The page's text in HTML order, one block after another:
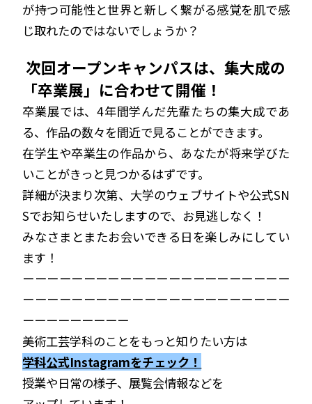
が持つ可能性と世界と新しく繋がる感覚を肌で感
じ取れたのではないでしょうか？
次回オープンキャンパスは、集大成の
「卒業展」に合わせて開催！
卒業展では、4年間学んだ先輩たちの集大成であ
る、作品の数々を間近で見ることができます。
在学生や卒業生の作品から、あなたが将来学びた
いことがきっと見つかるはずです。
詳細が決まり次第、大学のウェブサイトや公式SN
Sでお知らせいたしますので、お見逃しなく！
みなさまとまたお会いできる日を楽しみにしてい
ます！
ーーーーーーーーーーーーーーーーーーーーーー
ーーーーーーーーーーーーーーーーーーーーーー
ーーーーーーーーー
美術工芸学科のことをもっと知りたい方は
学科公式Instagramをチェック！
授業や日常の様子、展覧会情報などを